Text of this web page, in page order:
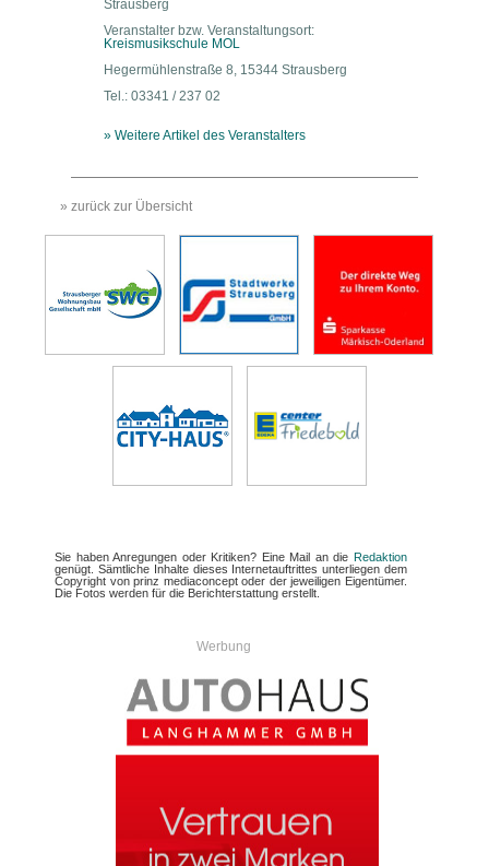
Strausberg
Veranstalter bzw. Veranstaltungsort:
Kreismusikschule MOL
Hegermühlenstraße 8, 15344 Strausberg
Tel.: 03341 / 237 02
» Weitere Artikel des Veranstalters
» zurück zur Übersicht
Sie haben Anregungen oder Kritiken? Eine Mail an die Redaktion
genügt. Sämtliche Inhalte dieses Internetauftrittes unterliegen dem
Copyright von prinz mediaconcept oder der jeweiligen Eigentümer.
Die Fotos werden für die Berichterstattung erstellt.
Werbung